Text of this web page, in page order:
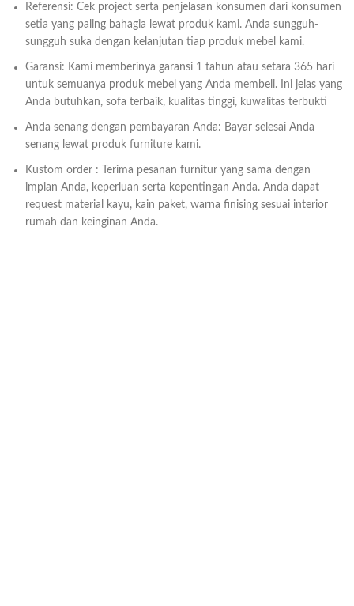
Referensi: Cek project serta penjelasan konsumen dari konsumen
setia yang paling bahagia lewat produk kami. Anda sungguh-
sungguh suka dengan kelanjutan tiap produk mebel kami.
Garansi: Kami memberinya garansi 1 tahun atau setara 365 hari
untuk semuanya produk mebel yang Anda membeli. Ini jelas yang
Anda butuhkan, sofa terbaik, kualitas tinggi, kuwalitas terbukti
Anda senang dengan pembayaran Anda: Bayar selesai Anda
senang lewat produk furniture kami.
Kustom order : Terima pesanan furnitur yang sama dengan
impian Anda, keperluan serta kepentingan Anda. Anda dapat
request material kayu, kain paket, warna finising sesuai interior
rumah dan keinginan Anda.